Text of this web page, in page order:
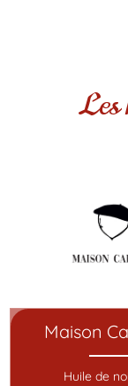
Maison
Huile de